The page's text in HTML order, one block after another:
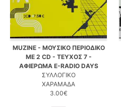
MUZINE - ΜΟΥΣΙΚΟ ΠΕΡΙΟΔΙΚΟ
ΜΕ 2 CD - ΤΕΥΧΟΣ 7 -
ΑΦΙΕΡΩΜΑ E-RADIO DAYS
ΣΥΛΛΟΓΙΚΟ
ΧΑΡΑΜΑΔΑ
3.00€